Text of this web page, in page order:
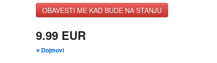
ESEJISTIKA
FANTASTIKA
OBAVESTI ME KAD BUDE NA STANJU
9.99 EUR
⭐ Dojmovi